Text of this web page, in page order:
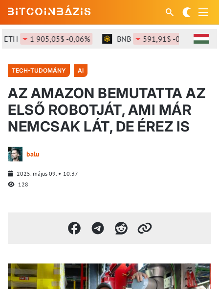
1 905,05$ -0,06% BNB 591,91$ -0,56%
TECH-TUDOMÁNY AI
AZ AMAZON BEMUTATTA AZ
ELSŐ ROBOTJÁT, AMI MÁR
NEMCSAK LÁT, DE ÉREZ IS
balu
2025. május 09.
10:37
128